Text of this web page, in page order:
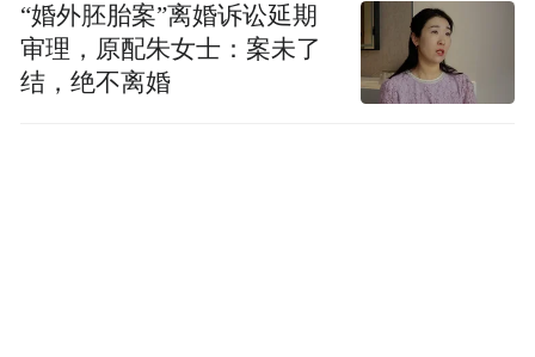
“婚外胚胎案”离婚诉讼延期
审理，原配朱女士：案未了
结，绝不离婚